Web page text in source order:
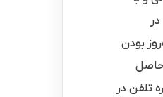
بودن
حاصل
تلفن در